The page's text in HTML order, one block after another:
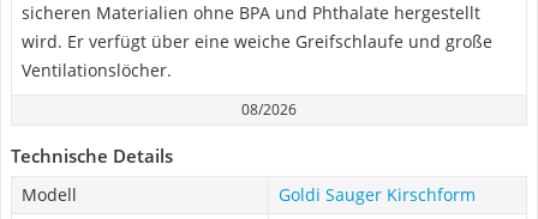
sicheren Materialien ohne BPA und Phthalate hergestellt
wird. Er verfügt über eine weiche Greifschlaufe und große
Ventilationslöcher.
08/2026
Technische Details
Modell
Goldi Sauger Kirschform